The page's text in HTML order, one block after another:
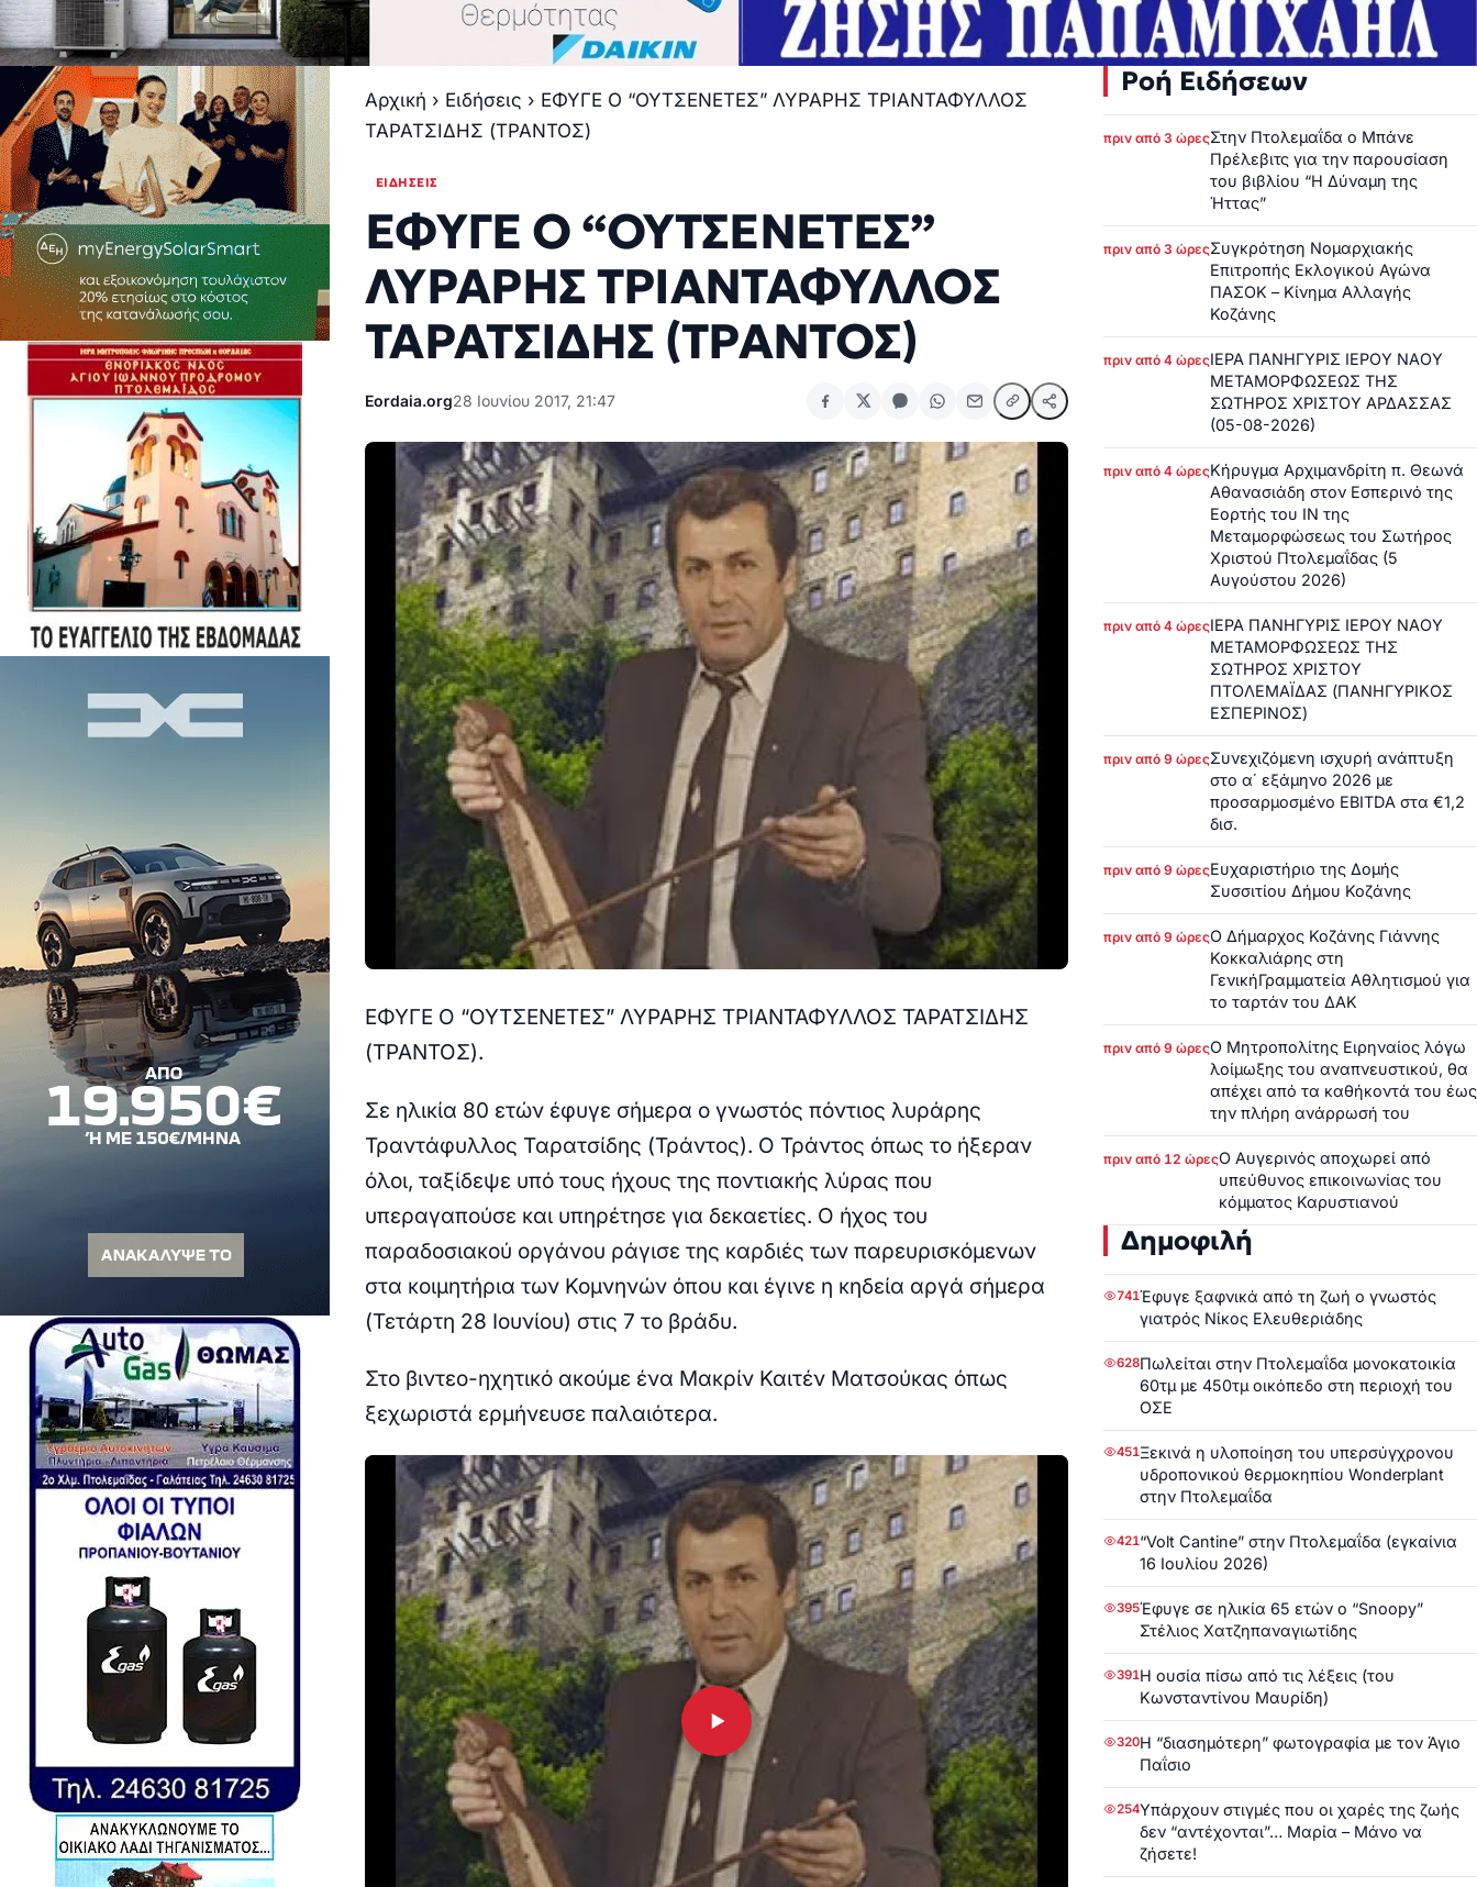
Αρχική › Ειδήσεις › ΕΦΥΓΕ Ο “ΟΥΤΣΕΝΕΤΕΣ” ΛΥΡΑΡΗΣ ΤΡΙΑΝΤΑΦΥΛΛΟΣ
ΤΑΡΑΤΣΙΔΗΣ (ΤΡΑΝΤΟΣ)
ΕΙΔΉΣΕΙΣ
ΕΦΥΓΕ Ο “ΟΥΤΣΕΝΕΤΕΣ”
ΛΥΡΑΡΗΣ ΤΡΙΑΝΤΑΦΥΛΛΟΣ
ΤΑΡΑΤΣΙΔΗΣ (ΤΡΑΝΤΟΣ)
Eordaia.org28 Ιουνίου 2017, 21:47
ΕΦΥΓΕ Ο “ΟΥΤΣΕΝΕΤΕΣ” ΛΥΡΑΡΗΣ ΤΡΙΑΝΤΑΦΥΛΛΟΣ ΤΑΡΑΤΣΙΔΗΣ
(ΤΡΑΝΤΟΣ).
Σε ηλικία 80 ετών έφυγε σήμερα ο γνωστός πόντιος λυράρης
Τραντάφυλλος Ταρατσίδης (Τράντος). Ο Τράντος όπως το ήξεραν
όλοι, ταξίδεψε υπό τους ήχους της ποντιακής λύρας που
υπεραγαπούσε και υπηρέτησε για δεκαετίες. Ο ήχος του
παραδοσιακού οργάνου ράγισε της καρδιές των παρευρισκόμενων
στα κοιμητήρια των Κομνηνών όπου και έγινε η κηδεία αργά σήμερα
(Τετάρτη 28 Ιουνίου) στις 7 το βράδυ.
Στο βιντεο-ηχητικό ακούμε ένα Μακρίν Καιτέν Ματσούκας όπως
ξεχωριστά ερμήνευσε παλαιότερα.
Ροή Ειδήσεων
πριν από 3 ώρεςΣτην Πτολεμαΐδα ο Μπάνε
Πρέλεβιτς για την παρουσίαση
του βιβλίου “Η Δύναμη της
Ήττας”
πριν από 3 ώρεςΣυγκρότηση Νομαρχιακής
Επιτροπής Εκλογικού Αγώνα
ΠΑΣΟΚ – Κίνημα Αλλαγής
Κοζάνης
πριν από 4 ώρεςΙΕΡΑ ΠΑΝΗΓΥΡΙΣ ΙΕΡΟΥ ΝΑΟΥ
ΜΕΤΑΜΟΡΦΩΣΕΩΣ ΤΗΣ
ΣΩΤΗΡΟΣ ΧΡΙΣΤΟΥ ΑΡΔΑΣΣΑΣ
(05-08-2026)
πριν από 4 ώρεςΚήρυγμα Αρχιμανδρίτη π. Θεωνά
Αθανασιάδη στον Εσπερινό της
Εορτής του ΙΝ της
Μεταμορφώσεως του Σωτήρος
Χριστού Πτολεμαΐδας (5
Αυγούστου 2026)
πριν από 4 ώρεςΙΕΡΑ ΠΑΝΗΓΥΡΙΣ ΙΕΡΟΥ ΝΑΟΥ
ΜΕΤΑΜΟΡΦΩΣΕΩΣ ΤΗΣ
ΣΩΤΗΡΟΣ ΧΡΙΣΤΟΥ
ΠΤΟΛΕΜΑΪΔΑΣ (ΠΑΝΗΓΥΡΙΚΟΣ
ΕΣΠΕΡΙΝΟΣ)
πριν από 9 ώρεςΣυνεχιζόμενη ισχυρή ανάπτυξη
στο α΄ εξάμηνο 2026 με
προσαρμοσμένο EBITDA στα €1,2
δισ.
πριν από 9 ώρεςΕυχαριστήριο της Δομής
Συσσιτίου Δήμου Κοζάνης
πριν από 9 ώρεςΟ Δήμαρχος Κοζάνης Γιάννης
Κοκκαλιάρης στη
ΓενικήΓραμματεία Αθλητισμού για
το ταρτάν του ΔΑΚ
πριν από 9 ώρεςΟ Μητροπολίτης Ειρηναίος λόγω
λοίμωξης του αναπνευστικού, θα
απέχει από τα καθήκοντά του έως
την πλήρη ανάρρωσή του
πριν από 12 ώρεςΟ Αυγερινός αποχωρεί από
υπεύθυνος επικοινωνίας του
κόμματος Καρυστιανού
Δημοφιλή
741Έφυγε ξαφνικά από τη ζωή ο γνωστός
γιατρός Νίκος Ελευθεριάδης
628Πωλείται στην Πτολεμαΐδα μονοκατοικία
60τμ με 450τμ οικόπεδο στη περιοχή του
ΟΣΕ
451Ξεκινά η υλοποίηση του υπερσύγχρονου
υδροπονικού θερμοκηπίου Wonderplant
στην Πτολεμαΐδα
421“Volt Cantine” στην Πτολεμαΐδα (εγκαίνια
16 Ιουλίου 2026)
395Έφυγε σε ηλικία 65 ετών ο “Snoopy”
Στέλιος Χατζηπαναγιωτίδης
391Η ουσία πίσω από τις λέξεις (του
Κωνσταντίνου Μαυρίδη)
320Η “διασημότερη” φωτογραφία με τον Άγιο
Παΐσιο
254Υπάρχουν στιγμές που οι χαρές της ζωής
δεν “αντέχονται”… Μαρία – Μάνο να
ζήσετε!